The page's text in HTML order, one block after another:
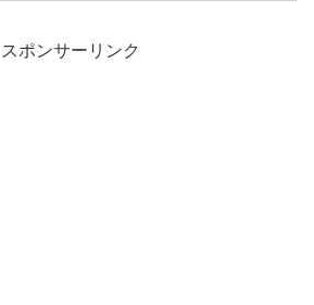
スポンサーリンク